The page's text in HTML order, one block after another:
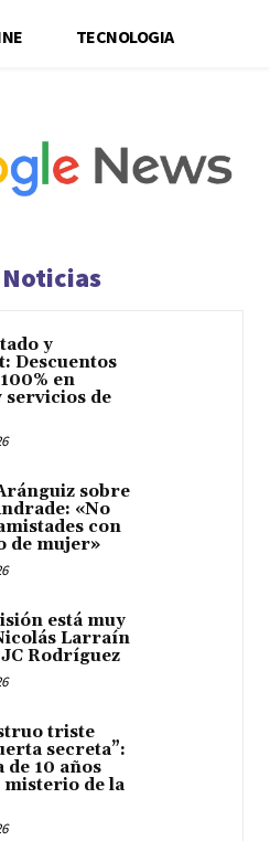
TECNOLOGIA
y
Descuentos
en
servicios de
sobre
«No
con
de mujer»
está muy
Larraín
Rodríguez
triste
secreta”:
de 10 años
misterio de la